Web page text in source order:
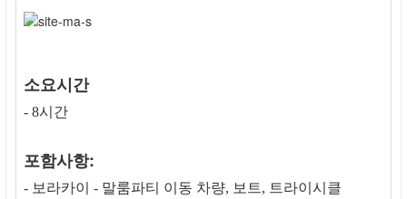
소요시간
- 8시간
포함사항:
- 보라카이 - 말룸파티 이동 차량, 보트, 트라이시클